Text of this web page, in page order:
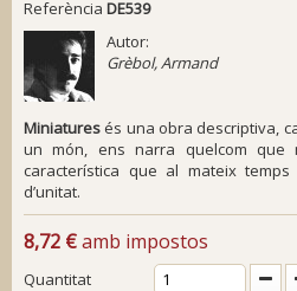
Referència DE539
Autor:
Grèbol, Armand
Miniatures és una obra descriptiva,
un món, ens narra quelcom que
característica que al mateix
d’unitat.
8,72 €amb impostos
Quantitat